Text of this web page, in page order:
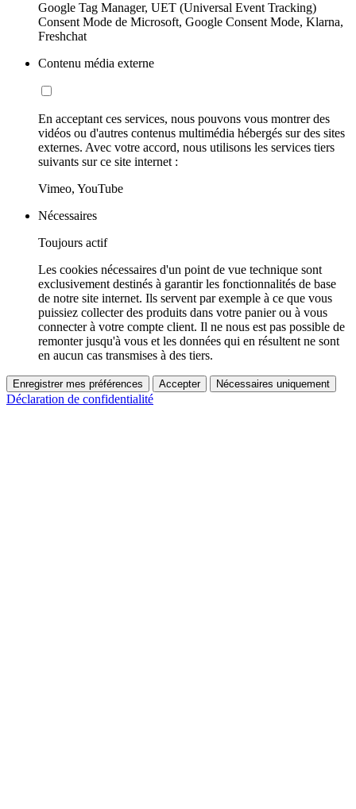
Google Tag Manager, UET (Universal Event Tracking)
Consent Mode de Microsoft, Google Consent Mode, Klarna,
Freshchat
Contenu média externe
En acceptant ces services, nous pouvons vous montrer des
vidéos ou d'autres contenus multimédia hébergés sur des sites
externes. Avec votre accord, nous utilisons les services tiers
suivants sur ce site internet :
Vimeo, YouTube
Nécessaires
Toujours actif
Les cookies nécessaires d'un point de vue technique sont
exclusivement destinés à garantir les fonctionnalités de base
de notre site internet. Ils servent par exemple à ce que vous
puissiez collecter des produits dans votre panier ou à vous
connecter à votre compte client. Il ne nous est pas possible de
remonter jusqu'à vous et les données qui en résultent ne sont
en aucun cas transmises à des tiers.
Enregistrer mes préférences Accepter Nécessaires uniquement
Déclaration de confidentialité